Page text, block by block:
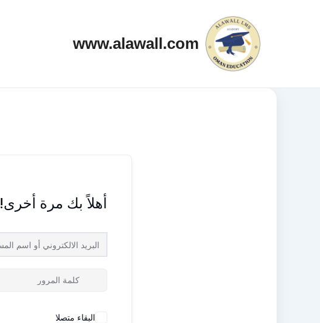
www.alawall.com
أهلاً بك مرة أخرى!
البقاء متصلا